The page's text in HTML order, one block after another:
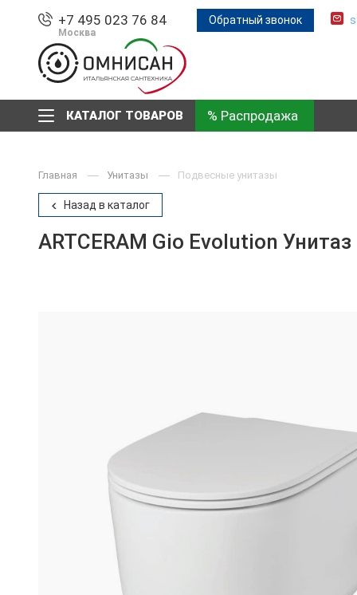
+7 495 023 76 84
Москва
Обратный звонок
КАТАЛОГ ТОВАРОВ % Распродажа
Главная Унитазы Подвесные унитазы
Назад в каталог
ARTCERAM Gio Evolution